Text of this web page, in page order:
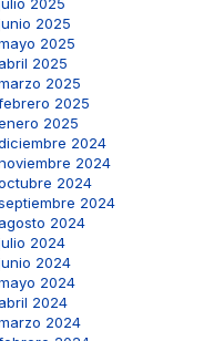
2025
2025
abril 2025
2025
2025
2025
2024
2024
2024
2024
agosto 2024
2024
2024
2024
abril 2024
2024